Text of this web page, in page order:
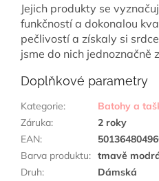
Jejich produkty se
funkčností a dokonalou
pečlivostí a získaly si
jsme do nich jednoznačně
Doplňkové parametry
Kategorie:
Batohy a
Záruka:
2 roky
EAN:
Barva produktu: tmavě
Druh:
Dámská